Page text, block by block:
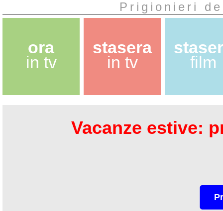
Prigionieri
ora
in tv
stasera
in tv
film
Vacanze estive: